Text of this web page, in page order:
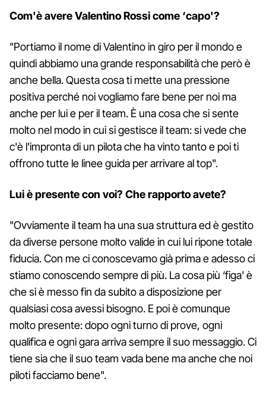
Com'è avere Valentino Rossi come ‘capo'?
"Portiamo il nome di Valentino in giro per il mondo e
quindi abbiamo una grande responsabilità che però è
anche bella. Questa cosa ti mette una pressione
positiva perché noi vogliamo fare bene per noi ma
anche per lui e per il team. È una cosa che si sente
molto nel modo in cui si gestisce il team: si vede che
c'è l'impronta di un pilota che ha vinto tanto e poi ti
offrono tutte le linee guida per arrivare al top".
Lui è presente con voi? Che rapporto avete?
"Ovviamente il team ha una sua struttura ed è gestito
da diverse persone molto valide in cui lui ripone totale
fiducia. Con me ci conoscevamo già prima e adesso ci
stiamo conoscendo sempre di più. La cosa più ‘figa' è
che si è messo fin da subito a disposizione per
qualsiasi cosa avessi bisogno. E poi è comunque
molto presente: dopo ogni turno di prove, ogni
qualifica e ogni gara arriva sempre il suo messaggio. Ci
tiene sia che il suo team vada bene ma anche che noi
piloti facciamo bene".